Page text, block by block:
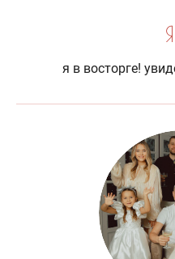
я в восторге!